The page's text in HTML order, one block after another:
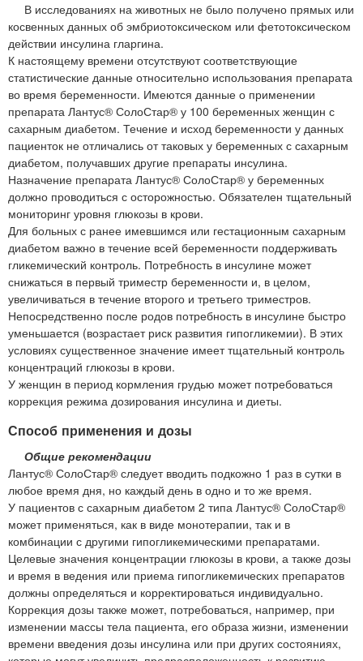
В исследованиях на животных не было получено прямых или
косвенных данных об эмбриотоксическом или фетотоксическом
действии инсулина гларгина.
К настоящему времени отсутствуют соответствующие
статистические данные относительно использования препарата
во время беременности. Имеются данные о применении
препарата Лантус® СолоСтар® у 100 беременных женщин с
сахарным диабетом. Течение и исход беременности у данных
пациенток не отличались от таковых у беременных с сахарным
диабетом, получавших другие препараты инсулина.
Назначение препарата Лантус® СолоСтар® у беременных
должно проводиться с осторожностью. Обязателен тщательный
мониторинг уровня глюкозы в крови.
Для больных с ранее имевшимся или гестационным сахарным
диабетом важно в течение всей беременности поддерживать
гликемический контроль. Потребность в инсулине может
снижаться в первый триместр беременности и, в целом,
увеличиваться в течение второго и третьего триместров.
Непосредственно после родов потребность в инсулине быстро
уменьшается (возрастает риск развития гипогликемии). В этих
условиях существенное значение имеет тщательный контроль
концентраций глюкозы в крови.
У женщин в период кормления грудью может потребоваться
коррекция режима дозирования инсулина и диеты.
Способ применения и дозы
Общие рекомендации
Лантус® СолоСтар® следует вводить подкожно 1 раз в сутки в
любое время дня, но каждый день в одно и то же время.
У пациентов с сахарным диабетом 2 типа Лантус® СолоСтар®
может применяться, как в виде монотерапии, так и в
комбинации с другими гипогликемическими препаратами.
Целевые значения концентрации глюкозы в крови, а также дозы
и время в ведения или приема гипогликемических препаратов
должны определяться и корректироваться индивидуально.
Коррекция дозы также может, потребоваться, например, при
изменении массы тела пациента, его образа жизни, изменении
времени введения дозы инсулина или при других состояниях,